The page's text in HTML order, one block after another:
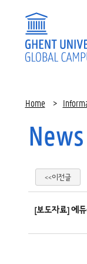
Home >
News
<<이전글
[보도자료] 에